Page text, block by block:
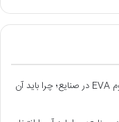
بررسی دلایل محبوبیت رول فوم EVA در صنایع؛ چرا باید آن